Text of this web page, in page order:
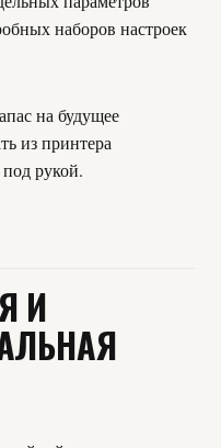
наборов настроек
на будущее
из принтера
рукой.
И